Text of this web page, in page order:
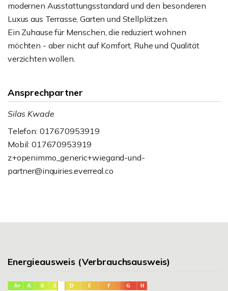
modernen Ausstattungsstandard und den besonderen
Luxus aus Terrasse, Garten und Stellplätzen.
Ein Zuhause für Menschen, die reduziert wohnen
möchten - aber nicht auf Komfort, Ruhe und Qualität
verzichten wollen.
Ansprechpartner
Silas Kwade
Telefon: 017670953919
Mobil: 017670953919
z+openimmo_generic+wiegand-und-
partner@inquiries.everreal.co
Energieausweis (Verbrauchsausweis)